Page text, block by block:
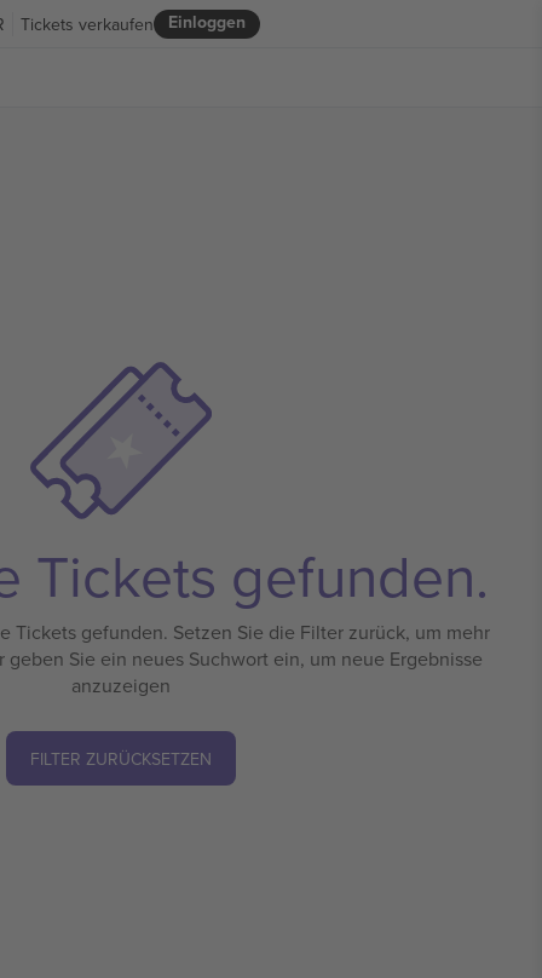
Einloggen
Tickets verkaufen
Tickets gefunden.
Tickets gefunden. Setzen Sie die Filter zurück, um mehr
Sie ein neues Suchwort ein, um neue Ergebnisse
anzuzeigen
FILTER ZURÜCKSETZEN